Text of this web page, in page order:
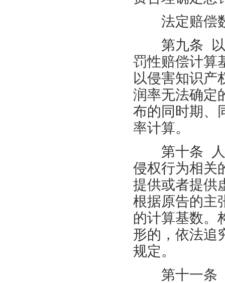
法定赔偿数
第九条
罚性赔偿计算
以侵害知识产
润率无法确定
布的同时期、
率计算。
第十条
侵权行为相关
提供或者提供
根据原告的主
的计算基数。
形的，依法追
规定。
第十一条